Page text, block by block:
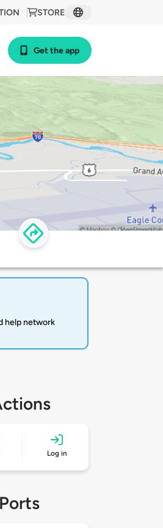
STORE
Get the app
help network
Log in